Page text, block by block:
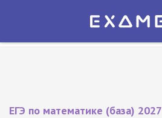
Экзамер — ЕГЭ 2027
ЕГЭ по математике (база) 2027